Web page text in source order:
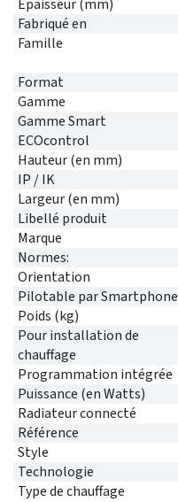
Epaisseur (mm)
Fabriqué en
Famille
Format
Gamme
Gamme Smart
ECOcontrol
Hauteur (en mm)
IP / IK
Largeur (en mm)
Libellé produit
Marque
Normes:
Orientation
Pilotable par Smartphone
Poids (kg)
Pour installation de
chauffage
Programmation intégrée
Puissance (en Watts)
Radiateur connecté
Référence
Style
Technologie
Type de chauffage